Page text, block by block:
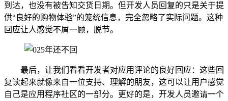
到达，也没有被告知交货日期。但开发人员回复的只是关于提
供“良好的购物体验”的笼统信息，完全忽略了实际问题。这种
回应让人感觉不屑一顾，脱节。
最后，让我们看看开发者对应用评论的良好回应：这些回
复读起来就像来自一位支持、理解的朋友，这可以让用户感觉
自己是应用程序社区的一部分。更好的是，开发人员邀请一个